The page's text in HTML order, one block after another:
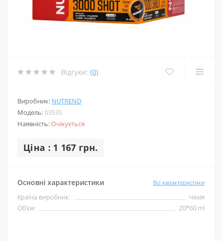
Відгуки: (0)
Виробник: NUTREND
Модель:03535
Наявність:Очікується
Ціна : 1 167 грн.
Основні характеристики Всі характеристики
Країна виробник:
Чехія
Об'єм:
20*60 ml